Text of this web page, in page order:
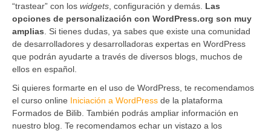
“trastear” con los widgets , configuración y demás. Las
opciones de personalización con WordPress.org son muy
amplias . Si tienes dudas, ya sabes que existe una comunidad
de desarrolladores y desarrolladoras expertas en WordPress
que podrán ayudarte a través de diversos blogs, muchos de
ellos en español.
Si quieres formarte en el uso de WordPress, te recomendamos
el curso online Iniciación a WordPress de la plataforma
Formados de Bilib. También podrás ampliar información en
nuestro blog. Te recomendamos echar un vistazo a los